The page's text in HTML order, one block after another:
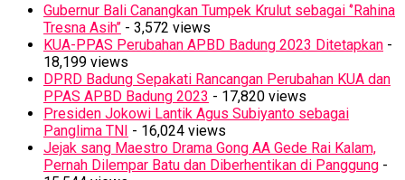
Gubernur Bali Canangkan Tumpek Krulut sebagai ‘’Rahina
Tresna Asih’’ - 3,572 views
KUA-PPAS Perubahan APBD Badung 2023 Ditetapkan -
18,199 views
DPRD Badung Sepakati Rancangan Perubahan KUA dan
PPAS APBD Badung 2023 - 17,820 views
Presiden Jokowi Lantik Agus Subiyanto sebagai
Panglima TNI - 16,024 views
Jejak sang Maestro Drama Gong AA Gede Rai Kalam,
Pernah Dilempar Batu dan Diberhentikan di Panggung -